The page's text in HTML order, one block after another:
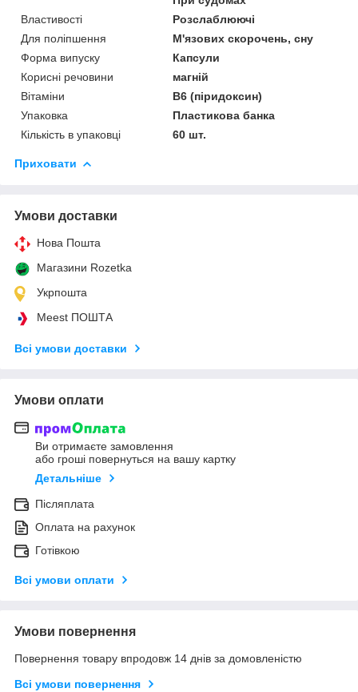
Властивості
Розслаблюючі
Для поліпшення
М'язових скорочень, сну
Форма випуску
Капсули
Корисні речовини
магній
Вітаміни
В6 (піридоксин)
Упаковка
Пластикова банка
Кількість в упаковці
60 шт.
Приховати
Умови доставки
Нова Пошта
Магазини Rozetka
Укрпошта
Meest ПОШТА
Всі умови доставки
Умови оплати
Ви отримаєте замовлення
або гроші повернуться на вашу картку
Детальніше
Післяплата
Оплата на рахунок
Готівкою
Всі умови оплати
Умови повернення
Повернення товару впродовж 14 днів за домовленістю
Всі умови повернення